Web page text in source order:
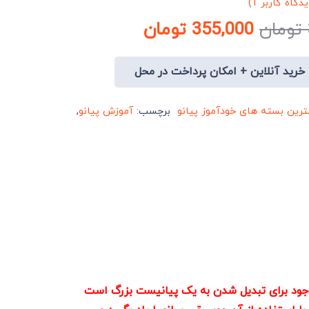
کاربر 1
)
تومان قیمت
398,000 تومان
بود.
355,000 تومانقیمت
355,000 تومان.خرید آنلاین + امکان پرداخت در محل
بسته های خودآموز پیانو برچسب:آموزش پیانو,
برای تبدیل شدن به یک پیانیست بزرگ است